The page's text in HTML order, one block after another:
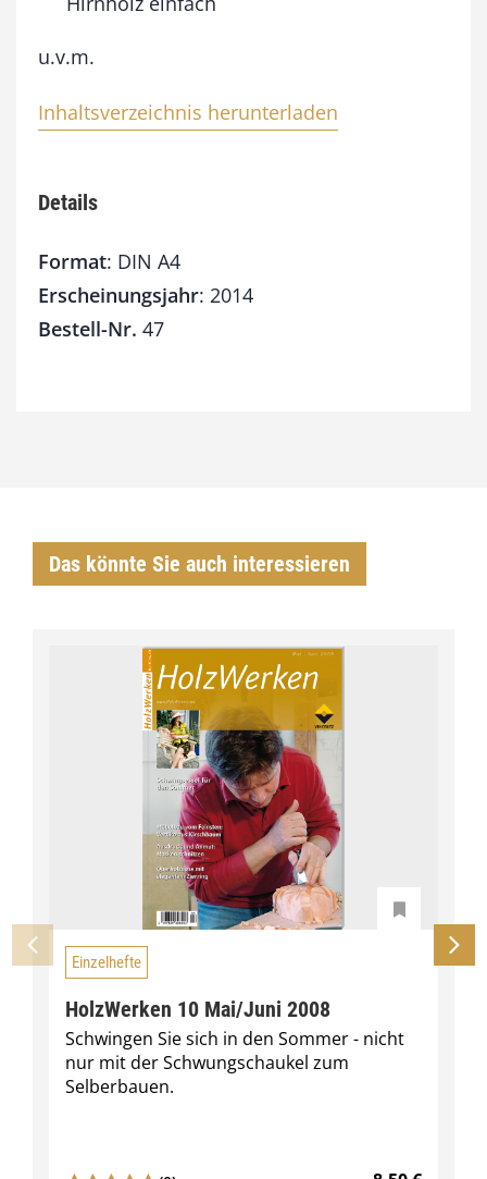
u.v.m.
Inhaltsverzeichnis herunterladen
Details
Format: DIN A4
Erscheinungsjahr: 2014
Bestell-Nr. 47
Das könnte Sie auch interessieren
Einzelhefte
HolzWerken 10 Mai/Juni 2008
Schwingen Sie sich in den Sommer - nicht
nur mit der Schwungschaukel zum
Selberbauen.